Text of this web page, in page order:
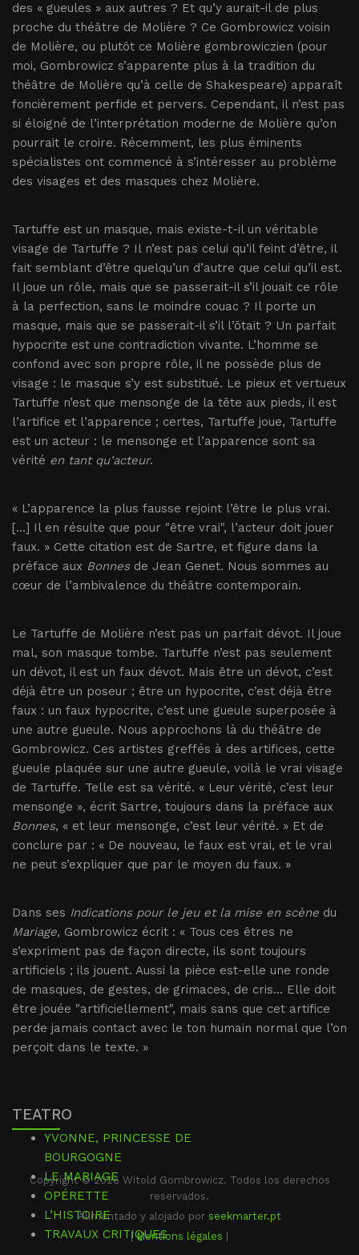
des « gueules » aux autres ? Et qu’y aurait-il de plus
proche du théâtre de Molière ? Ce Gombrowicz voisin
de Molière, ou plutôt ce Molière gombrowiczien (pour
moi, Gombrowicz s’apparente plus à la tradition du
théâtre de Molière qu’à celle de Shakespeare) apparaît
foncièrement perfide et pervers. Cependant, il n’est pas
si éloigné de l’interprétation moderne de Molière qu’on
pourrait le croire. Récemment, les plus éminents
spécialistes ont commencé à s’intéresser au problème
des visages et des masques chez Molière.
Tartuffe est un masque, mais existe-t-il un véritable
visage de Tartuffe ? Il n’est pas celui qu’il feint d’être, il
fait semblant d’être quelqu’un d’autre que celui qu’il est.
Il joue un rôle, mais que se passerait-il s’il jouait ce rôle
à la perfection, sans le moindre couac ? Il porte un
masque, mais que se passerait-il s’il l’ôtait ? Un parfait
hypocrite est une contradiction vivante. L’homme se
confond avec son propre rôle, il ne possède plus de
visage : le masque s’y est substitué. Le pieux et vertueux
Tartuffe n’est que mensonge de la tête aux pieds, il est
l’artifice et l’apparence ; certes, Tartuffe joue, Tartuffe
est un acteur : le mensonge et l’apparence sont sa
vérité en tant qu’acteur.
« L’apparence la plus fausse rejoint l’être le plus vrai.
[...] Il en résulte que pour "être vrai", l’acteur doit jouer
faux. » Cette citation est de Sartre, et figure dans la
préface aux Bonnesde Jean Genet. Nous sommes au
cœur de l’ambivalence du théâtre contemporain.
Le Tartuffe de Molière n’est pas un parfait dévot. Il joue
mal, son masque tombe. Tartuffe n’est pas seulement
un dévot, il est un faux dévot. Mais être un dévot, c’est
déjà être un poseur ; être un hypocrite, c’est déjà être
faux : un faux hypocrite, c’est une gueule superposée à
une autre gueule. Nous approchons là du théâtre de
Gombrowicz. Ces artistes greffés à des artifices, cette
gueule plaquée sur une autre gueule, voilà le vrai visage
de Tartuffe. Telle est sa vérité. « Leur vérité, c’est leur
mensonge », écrit Sartre, toujours dans la préface aux
Bonnes, « et leur mensonge, c’est leur vérité. » Et de
conclure par : « De nouveau, le faux est vrai, et le vrai
ne peut s’expliquer que par le moyen du faux. »
Dans ses Indications pour le jeu et la mise en scène du
Mariage, Gombrowicz écrit : « Tous ces êtres ne
s’expriment pas de façon directe, ils sont toujours
artificiels ; ils jouent. Aussi la pièce est-elle une ronde
de masques, de gestes, de grimaces, de cris... Elle doit
être jouée "artificiellement", mais sans que cet artifice
perde jamais contact avec le ton humain normal que l’on
perçoit dans le texte. »
TEATRO
YVONNE, PRINCESSE DE
BOURGOGNE
LE MARIAGE
OPÉRETTE
L’HISTOIRE
TRAVAUX CRITIQUES
Copyright © 2026 Witold Gombrowicz. Todos los derechos
reservados.
Alimentado y alojado por seekmarter.pt
|Mentions légales